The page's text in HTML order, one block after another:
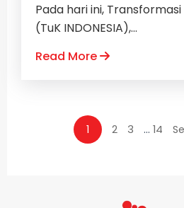
Pada hari ini,
(TuK INDONESIA),...
Read More
1 2 3 … 14